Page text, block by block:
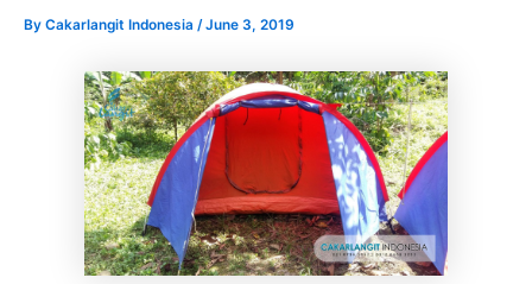
By Cakarlangit Indonesia /June 3, 2019